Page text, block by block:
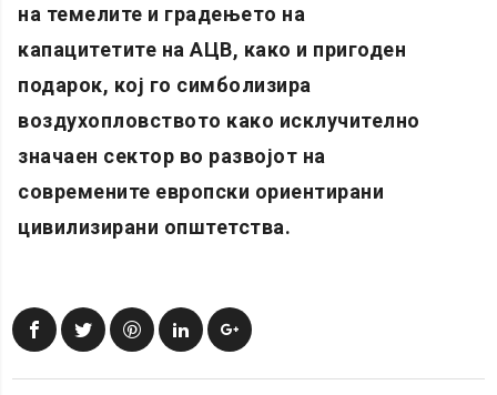
на темелите и градењето на
капацитетите на АЦВ, како и пригоден
подарок, кој го симболизира
воздухопловството како исклучително
значаен сектор во развојот на
современите европски ориентирани
цивилизирани општетства.